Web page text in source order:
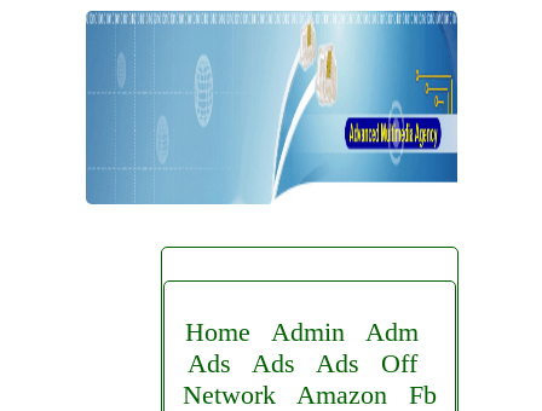
Home Admin
Adm
Ads
Ads Ads
Off
Network
Amazon Fb